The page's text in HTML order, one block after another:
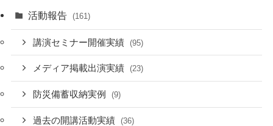
活動報告 (161)
講演セミナー開催実績 (95)
メディア掲載出演実績 (23)
防災備蓄収納実例 (9)
過去の開講活動実績 (36)